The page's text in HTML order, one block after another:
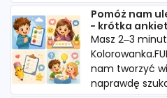
Pomóż nam
- krótka
Masz 2–3
nam tworzyć
naprawdę